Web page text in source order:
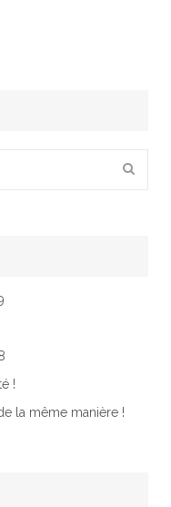
!
la même manière !